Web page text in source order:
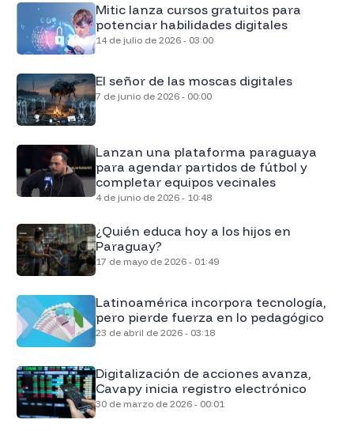
Mitic lanza cursos gratuitos para
potenciar habilidades digitales
14 de julio de 2026 - 03:00
El señor de las moscas digitales
7 de junio de 2026 - 00:00
Lanzan una plataforma paraguaya
para agendar partidos de fútbol y
completar equipos vecinales
4 de junio de 2026 - 10:48
¿Quién educa hoy a los hijos en
Paraguay?
17 de mayo de 2026 - 01:49
Latinoamérica incorpora tecnología,
pero pierde fuerza en lo pedagógico
23 de abril de 2026 - 03:18
Digitalización de acciones avanza,
Cavapy inicia registro electrónico
30 de marzo de 2026 - 00:01